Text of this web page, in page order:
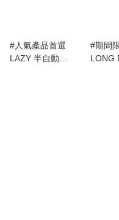
#人氣產品首選
LAZY 半自動升
#期間
LONG